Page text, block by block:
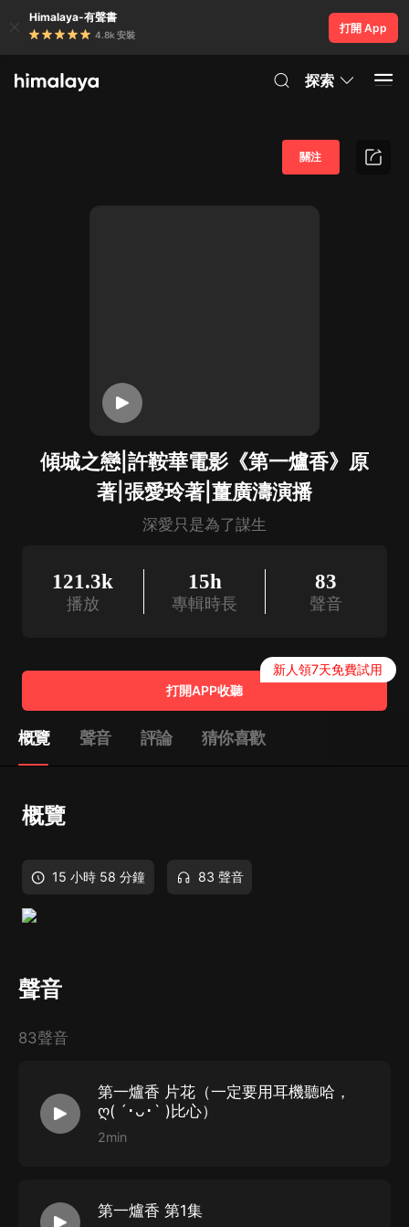
Himalaya-有聲書
4.8k 安裝
打開 App
探索
傾城之戀|許鞍華電影《第一爐香》原
著|張愛玲著|薑廣濤演播
深愛只是為了謀生
關注
121.3k
播放
15h
專輯時長
83
聲音
打開APP收聽
新人領7天免費試用
概覽 聲音 評論 猜你喜歡
概覽
15 小時 58 分鐘 83 聲音
聲音
83聲音
第一爐香 片花（一定要用耳機聽哈，
ღ( ´･ᴗ･` )比心）
2min
第一爐香 第1集